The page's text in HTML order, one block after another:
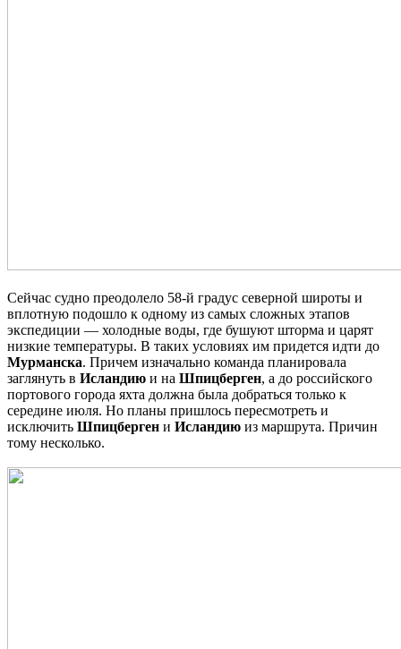
Сейчас судно преодолело 58-й градус северной широты и
вплотную подошло к одному из самых сложных этапов
экспедиции — холодные воды, где бушуют шторма и царят
низкие температуры. В таких условиях им придется идти до
Мурманска. Причем изначально команда планировала
заглянуть в Исландию и на Шпицберген, а до российского
портового города яхта должна была добраться только к
середине июля. Но планы пришлось пересмотреть и
исключить Шпицберген и Исландию из маршрута. Причин
тому несколько.